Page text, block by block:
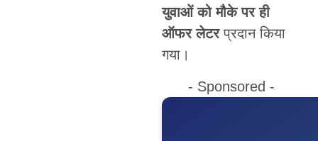
युवाओं को मौके पर ही
ऑफर लेटरप्रदान किया
गया।
- Sponsored -